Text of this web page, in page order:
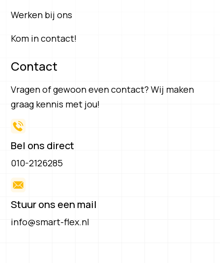
Werken bij ons
Kom in contact!
Contact
Vragen of gewoon even contact? Wij maken
graag kennis met jou!
Bel ons direct
010-2126285
Stuur ons een mail
info@smart-flex.nl